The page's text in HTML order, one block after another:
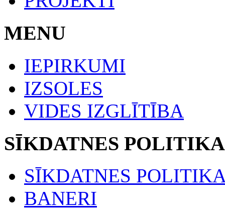
MENU
IEPIRKUMI
IZSOLES
VIDES IZGLĪTĪBA
SĪKDATNES
SĪKDATNES
BANERI